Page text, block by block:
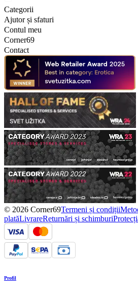
Categorii
Ajutor și sfaturi
Contul meu
Corner69
Contact
© 2026 Corner69Termeni și condiții
platăLivrareReturnări și schimburi
Profil